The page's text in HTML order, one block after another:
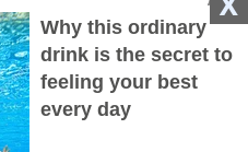
moučka,
vaječný
žloutek
nehty,